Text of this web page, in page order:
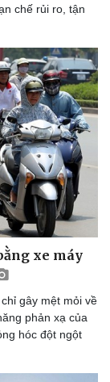
số
chế rủi ro, tận
xe máy
gây mệt mỏi về
phản xạ của
hóc đột ngột